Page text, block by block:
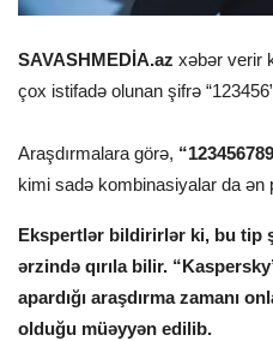
SAVASHMEDİA.az xəbər verir
çox istifadə olunan şifrə
Araşdırmalara görə,
kimi sadə kombinasiyalar da ən
Ekspertlər bildirirlər ki, bu tip
ərzində qırıla bilir.
apardığı araşdırma zamanı
olduğu müəyyən edilib.